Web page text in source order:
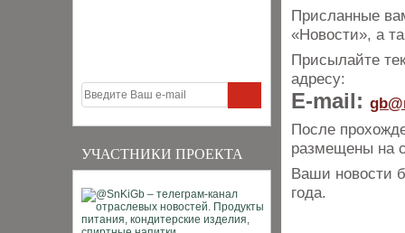
УЧАСТНИКИ ПРОЕКТА
Присланные
«Новости», а
Присылайте
адресу:
E-mail: gb
После
размещены на
Ваши новости
года.